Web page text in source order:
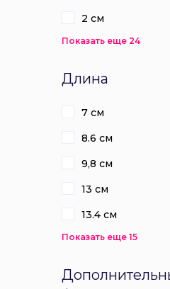
2 см
Показать еще 24
Длина
7 см
8.6 см
9,8 см
13 см
13.4 см
Показать еще 15